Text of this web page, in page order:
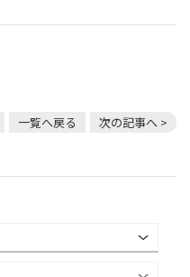
一覧へ戻る 次の記事へ >